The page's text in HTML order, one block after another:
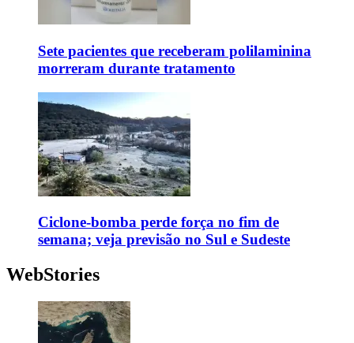
Sete pacientes que receberam polilaminina
morreram durante tratamento
Ciclone-bomba perde força no fim de
semana; veja previsão no Sul e Sudeste
WebStories